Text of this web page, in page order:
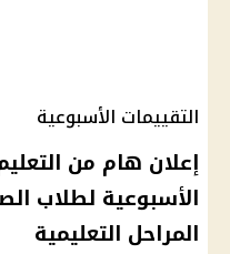
التقييمات الأسبوعية
إعلان هام من
الأسبوعية لطلاب
المراحل التعليمية